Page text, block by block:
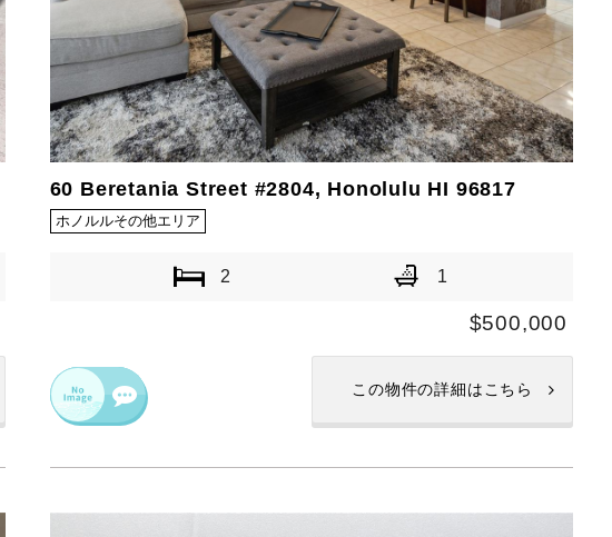
60 Beretania Street #2804, Honolulu HI 96817
ホノルルその他エリア
2 1
$500,000
この物件の詳細はこちら